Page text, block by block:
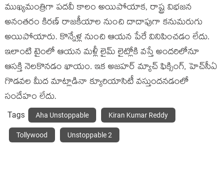
ముఖ్య‌మంత్రిగా ప‌ద‌వీ కాలం అయిపోయాక‌, రాష్ట్ర విభ‌జ‌న
అనంత‌రం కిర‌ణ్ రాజ‌కీయాల నుంచి దాదాపుగా క‌నుమ‌రుగు
అయిపోయారు. కొన్నేళ్ల నుంచి ఆయ‌న పేరే వినిపించ‌డం లేదు.
ఇలాంటి టైంలో ఆయ‌న మ‌ళ్లీ లైమ్ లైట్లోకి వ‌స్తే అంద‌రిలోనూ
ఆస‌క్తి నెల‌కొన‌డం ఖాయం. ఇక అజ‌హ‌ర్ మ్యాచ్ ఫిక్సింగ్, హెచ్‌సీఏ
గొడ‌వ‌ల మీద మాట్లాడినా క్యూరియాసిటీ వ‌స్తుంద‌న‌డంలో
సందేహం లేదు.
Tags Aha Unstoppable Kiran Kumar Reddy
Tollywood Unstoppable 2